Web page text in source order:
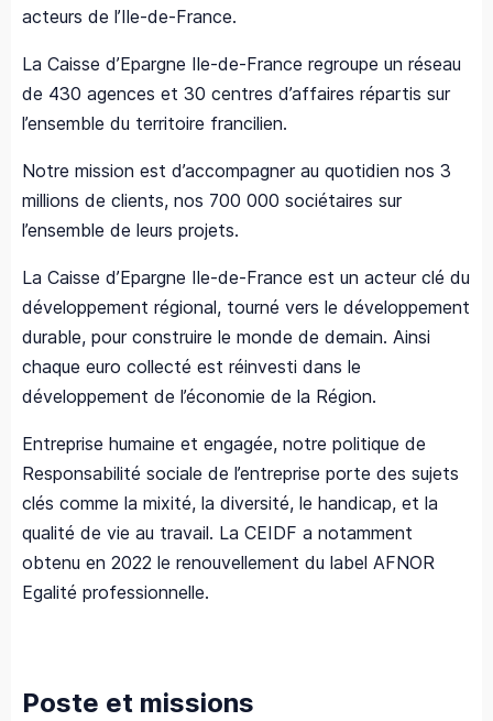
acteurs de l’Ile-de-France.
La Caisse d’Epargne Ile-de-France regroupe un réseau
de 430 agences et 30 centres d’affaires répartis sur
l’ensemble du territoire francilien.
Notre mission est d’accompagner au quotidien nos 3
millions de clients, nos 700 000 sociétaires sur
l’ensemble de leurs projets.
La Caisse d’Epargne Ile-de-France est un acteur clé du
développement régional, tourné vers le développement
durable, pour construire le monde de demain. Ainsi
chaque euro collecté est réinvesti dans le
développement de l’économie de la Région.
Entreprise humaine et engagée, notre politique de
Responsabilité sociale de l’entreprise porte des sujets
clés comme la mixité, la diversité, le handicap, et la
qualité de vie au travail. La CEIDF a notamment
obtenu en 2022 le renouvellement du label AFNOR
Egalité professionnelle.
Poste et missions